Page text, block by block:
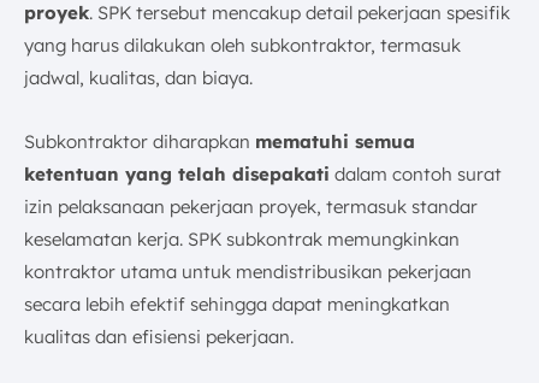
proyek. SPK tersebut mencakup detail pekerjaan spesifik
yang harus dilakukan oleh subkontraktor, termasuk
jadwal, kualitas, dan biaya.
Subkontraktor diharapkan mematuhi semua
ketentuan yang telah disepakati dalam contoh surat
izin pelaksanaan pekerjaan proyek, termasuk standar
keselamatan kerja. SPK subkontrak memungkinkan
kontraktor utama untuk mendistribusikan pekerjaan
secara lebih efektif sehingga dapat meningkatkan
kualitas dan efisiensi pekerjaan.